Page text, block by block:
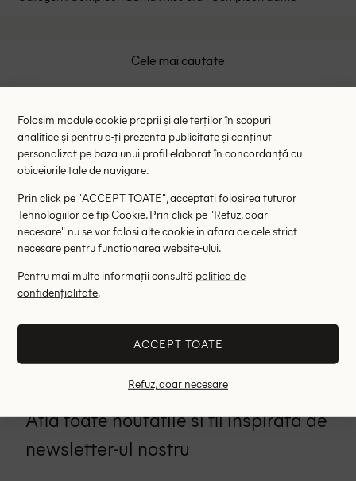
contact@outletmag.ro]
Cele mai cautate
reserved
rochii mohito
rochii shein
lenjerie triumph
rochii asos
asos romania
haine outlet zara
shein curve
magazin online shein
rochii mango
palton stradivarius
vero moda
american eagle
ghete stradivarius
triaction
s oliver outlet
palton dama
Compleuri Compleu Miss ord, mix culori
Afla toate noutatile si fii inspirata de
newsletter-ul nostru
Folosim module cookie proprii și ale terților în scopuri
analitice și pentru a-ți prezenta publicitate și conținut
personalizat pe baza unui profil elaborat în concordanță cu
obiceiurile tale de navigare.
Prin click pe "ACCEPT TOATE", acceptati folosirea tuturor
Tehnologiilor de tip Cookie. Prin click pe "Refuz, doar
necesare" nu se vor folosi alte cookie in afara de cele strict
necesare pentru functionarea website-ului.
Pentru mai multe informații consultă politica de
confidențialitate.
ACCEPT TOATE
Refuz, doar necesare